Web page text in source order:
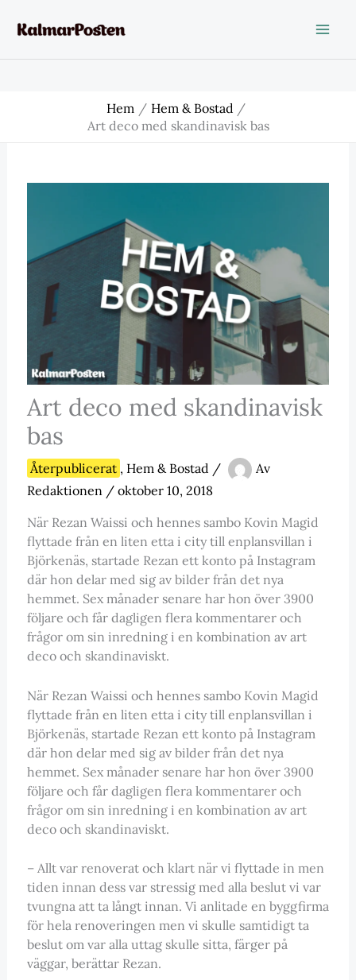
Hem
Hem & Bostad
Art deco med skandinavisk bas
Art deco med skandinavisk
bas
Återpublicerat , Hem & Bostad /
Av
Redaktionen / oktober 10, 2018
När Rezan Waissi och hennes sambo Kovin Magid
flyttade från en liten etta i city till enplansvillan i
Björkenäs, startade Rezan ett konto på Instagram
där hon delar med sig av bilder från det nya
hemmet. Sex månader senare har hon över 3900
följare och får dagligen flera kommentarer och
frågor om sin inredning i en kombination av art
deco och skandinaviskt.
När Rezan Waissi och hennes sambo Kovin Magid
flyttade från en liten etta i city till enplansvillan i
Björkenäs, startade Rezan ett konto på Instagram
där hon delar med sig av bilder från det nya
hemmet. Sex månader senare har hon över 3900
följare och får dagligen flera kommentarer och
frågor om sin inredning i en kombination av art
deco och skandinaviskt.
– Allt var renoverat och klart när vi flyttade in men
tiden innan dess var stressig med alla beslut vi var
tvungna att ta långt innan. Vi anlitade en byggfirma
för hela renoveringen men vi skulle samtidigt ta
beslut om var alla uttag skulle sitta, färger på
väggar, berättar Rezan.